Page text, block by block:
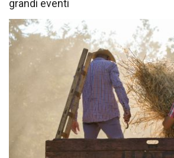
grandi eventi